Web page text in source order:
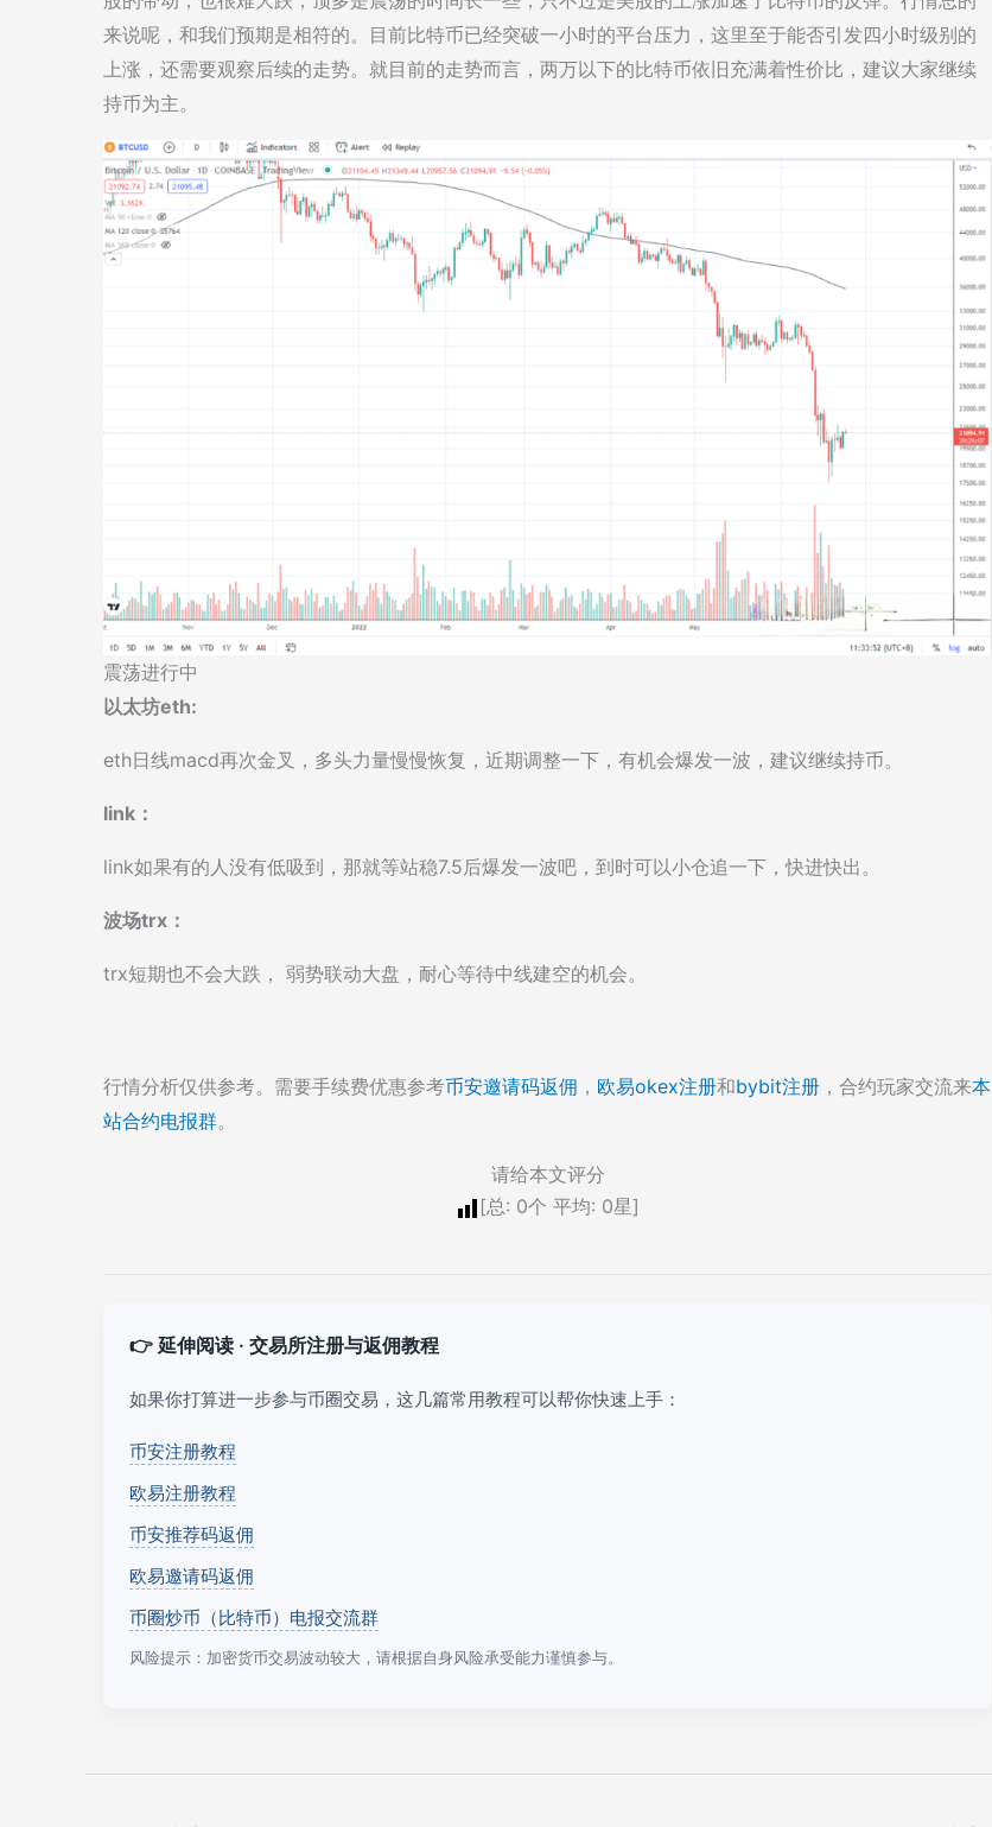
来说呢，和我们预期是相符的。目前比特币已经突破一小时的平台压力，这里至于能否引发四小时级别的
上涨，还需要观察后续的走势。就目前的走势而言，两万以下的比特币依旧充满着性价比，建议大家继续
持币为主。
震荡进行中
以太坊eth:
eth日线macd再次金叉，多头力量慢慢恢复，近期调整一下，有机会爆发一波，建议继续持币。
link：
link如果有的人没有低吸到，那就等站稳7.5后爆发一波吧，到时可以小仓追一下，快进快出。
波场trx：
trx短期也不会大跌， 弱势联动大盘，耐心等待中线建空的机会。
行情分析仅供参考。需要手续费优惠参考币安邀请码返佣 ， 欧易okex注册和bybit注册 ，合约玩家交流来本
站合约电报群。
请给本文评分
[总: 0个 平均: 0星]
👉 延伸阅读 · 交易所注册与返佣教程
如果你打算进一步参与币圈交易，这几篇常用教程可以帮你快速上手：
币安注册教程
欧易注册教程
币安推荐码返佣
欧易邀请码返佣
币圈炒币（比特币）电报交流群
风险提示：加密货币交易波动较大，请根据自身风险承受能力谨慎参与。